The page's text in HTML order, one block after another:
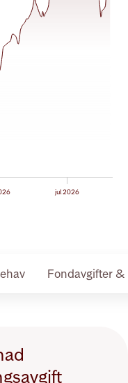
jul 2026
Fondavgifter &
0,95 %